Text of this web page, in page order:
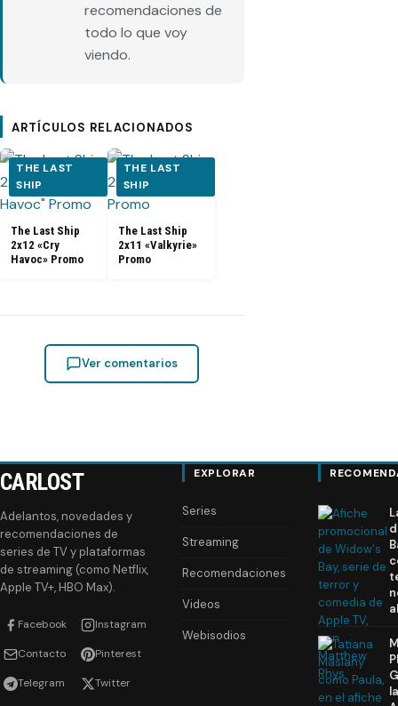
recomendaciones de
todo lo que voy
viendo.
ARTÍCULOS RELACIONADOS
THE LAST
SHIP
The Last Ship
2x12 «Cry
Havoc» Promo
THE LAST
SHIP
The Last Ship
2x11 «Valkyrie»
Promo
Ver comentarios
CARLOST
Adelantos, novedades y
recomendaciones de
series de TV y plataformas
de streaming (como Netflix,
Apple TV+, HBO Max).
Facebook Instagram
Contacto Pinterest
Telegram Twitter
EXPLORAR
Series
Streaming
Recomendaciones
Videos
Webisodios